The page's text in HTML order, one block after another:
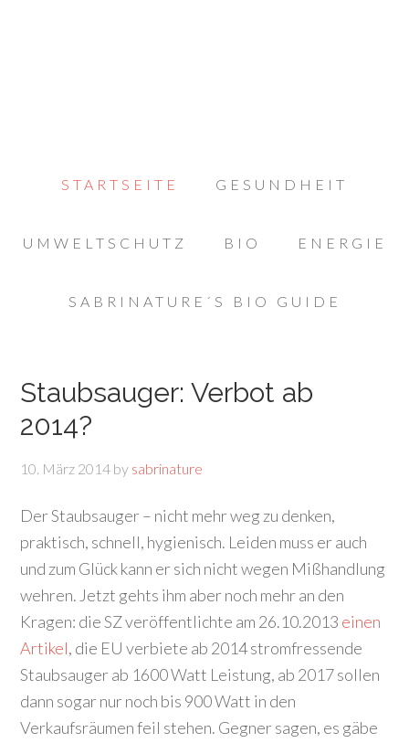
STARTSEITE GESUNDHEIT
UMWELTSCHUTZ BIO ENERGIE
SABRINATURE´S BIO GUIDE
Staubsauger: Verbot ab
2014?
10. März 2014 by sabrinature
Der Staubsauger – nicht mehr weg zu denken,
praktisch, schnell, hygienisch. Leiden muss er auch
und zum Glück kann er sich nicht wegen Mißhandlung
wehren. Jetzt gehts ihm aber noch mehr an den
Kragen: die SZ veröffentlichte am 26.10.2013 einen
Artikel, die EU verbiete ab 2014 stromfressende
Staubsauger ab 1600 Watt Leistung, ab 2017 sollen
dann sogar nur noch bis 900 Watt in den
Verkaufsräumen feil stehen. Gegner sagen, es gäbe